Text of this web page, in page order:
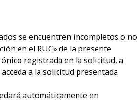
se encuentren incompletos o no
en el RUC» de la presente
registrada en la solicitud, a
a la solicitud presentada
automáticamente en